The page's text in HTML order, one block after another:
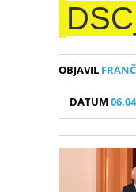
OBJAVIL
DATUM